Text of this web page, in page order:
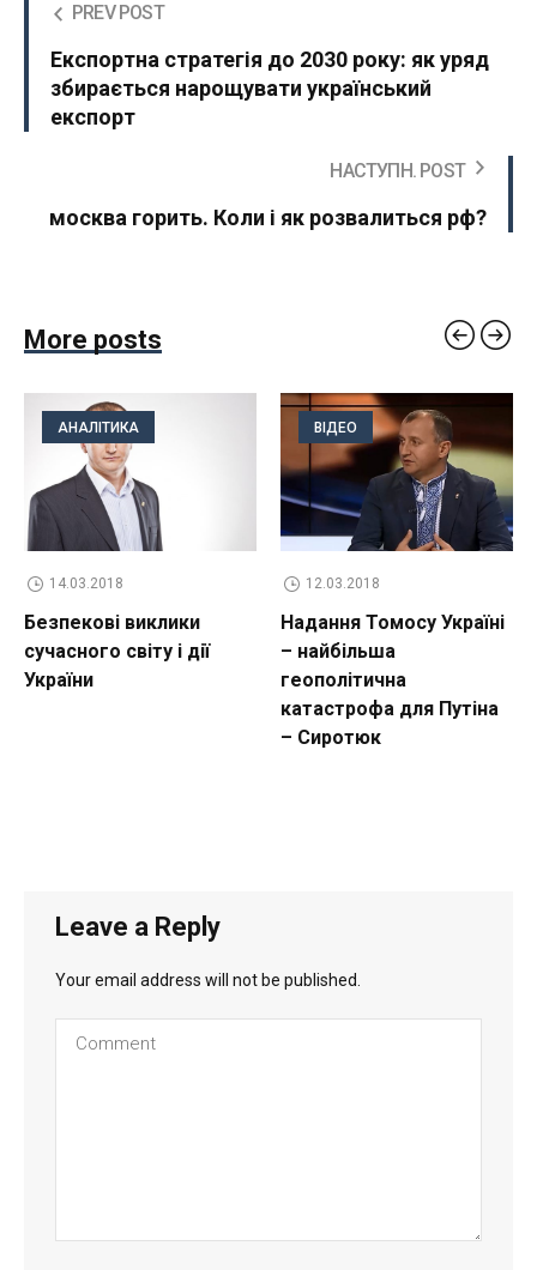
PREV POST
Експортна стратегія до 2030 року: як уряд
збирається нарощувати український
експорт
НАСТУПН. POST
москва горить. Коли і як розвалиться рф?
More posts
АНАЛІТИКА
14.03.2018
Безпекові виклики
сучасного світу і дії
України
ВІДЕО
12.03.2018
Надання Томосу Україні
– найбільша
геополітична
катастрофа для Путіна
– Сиротюк
Leave a Reply
Your email address will not be published.